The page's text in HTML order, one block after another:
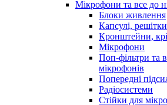
Мікрофони та все до
Блоки живлення
Капсулі,
Кронштейни,
Мікрофони
Поп-фільтри та
мікрофонів
Попередні
Радіосистеми
Стійки для